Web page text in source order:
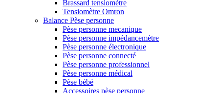
Brassard tensiomètre
Tensiomètre Omron
Balance Pèse personne
Pèse personne mecanique
Pèse personne impédancemètre
Pèse personne électronique
Pèse personne connecté
Pèse personne professionnel
Pèse personne médical
Pèse bébé
Accessoires pèse personne